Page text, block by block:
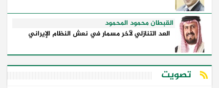
القبطان محمود المحمود
العد التنازلي لآخر مسمار في نعش النظام الإيراني
تصويت